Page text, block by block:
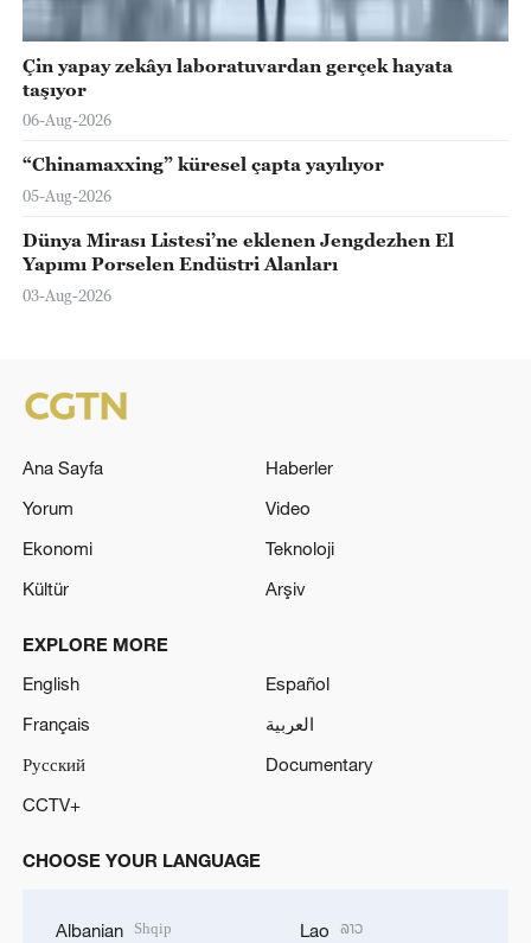
Çin yapay zekâyı laboratuvardan gerçek hayata
taşıyor
06-Aug-2026
“Chinamaxxing” küresel çapta yayılıyor
05-Aug-2026
Dünya Mirası Listesi’ne eklenen Jengdezhen El
Yapımı Porselen Endüstri Alanları
03-Aug-2026
Ana Sayfa
Haberler
Yorum
Video
Ekonomi
Teknoloji
Kültür
Arşiv
EXPLORE MORE
English
Español
Français
العربية
Русский
Documentary
CCTV+
CHOOSE YOUR LANGUAGE
Albanian Shqip Lao ລາວ